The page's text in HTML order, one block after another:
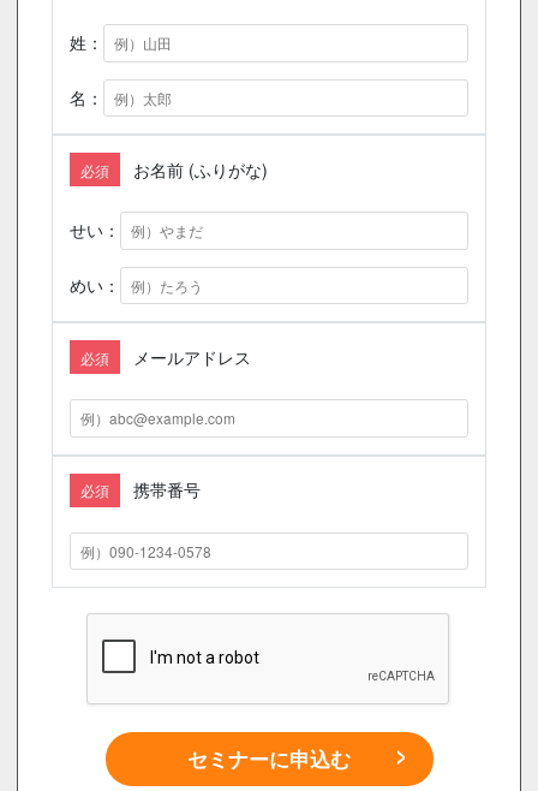
姓：
名：
必須 お名前 (ふりがな)
せい：
めい：
必須 メールアドレス
必須 携帯番号
セミナーに申込む